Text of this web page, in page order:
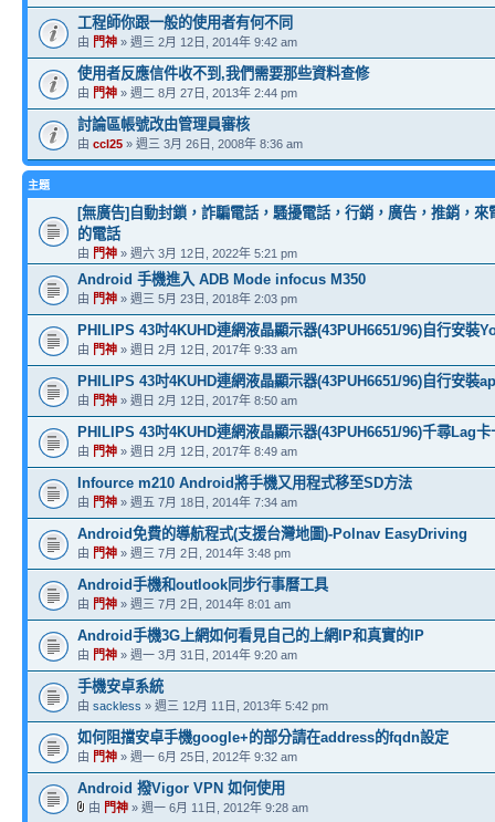
工程師你跟一般的使用者有何不同
由 門神 » 週三 2月 12日, 2014年 9:42 am
使用者反應信件收不到,我們需要那些資料查修
由 門神 » 週二 8月 27日, 2013年 2:44 pm
討論區帳號改由管理員審核
由 ccl25 » 週三 3月 26日, 2008年 8:36 am
主題
[無廣告]自動封鎖，詐騙電話，騷擾電話，行銷，廣告，推銷，來
的電話
由 門神 » 週六 3月 12日, 2022年 5:21 pm
Android 手機進入 ADB Mode infocus M350
由 門神 » 週三 5月 23日, 2018年 2:03 pm
PHILIPS 43吋4KUHD連網液晶顯示器(43PUH6651/96)自行安裝
由 門神 » 週日 2月 12日, 2017年 9:33 am
PHILIPS 43吋4KUHD連網液晶顯示器(43PUH6651/96)自行安裝
由 門神 » 週日 2月 12日, 2017年 8:50 am
PHILIPS 43吋4KUHD連網液晶顯示器(43PUH6651/96)千尋Lag卡
由 門神 » 週日 2月 12日, 2017年 8:49 am
Infource m210 Android將手機又用程式移至SD方法
由 門神 » 週五 7月 18日, 2014年 7:34 am
Android免費的導航程式(支援台灣地圖)-Polnav EasyDriving
由 門神 » 週三 7月 2日, 2014年 3:48 pm
Android手機和outlook同步行事曆工具
由 門神 » 週三 7月 2日, 2014年 8:01 am
Android手機3G上網如何看見自己的上網IP和真實的IP
由 門神 » 週一 3月 31日, 2014年 9:20 am
手機安卓系統
由 sackless » 週三 12月 11日, 2013年 5:42 pm
如何阻擋安卓手機google+的部分請在address的fqdn設定
由 門神 » 週一 6月 25日, 2012年 9:32 am
Android 撥Vigor VPN 如何使用
由 門神 » 週一 6月 11日, 2012年 9:28 am